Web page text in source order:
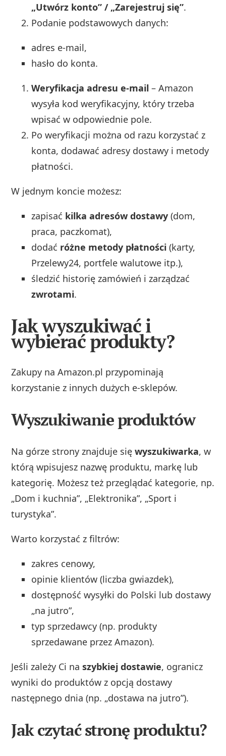
„Utwórz konto” / „Zarejestruj się”.
Podanie podstawowych danych:
adres e‑mail,
hasło do konta.
Weryfikacja adresu e‑mail – Amazon
wysyła kod weryfikacyjny, który trzeba
wpisać w odpowiednie pole.
Po weryfikacji można od razu korzystać z
konta, dodawać adresy dostawy i metody
płatności.
W jednym koncie możesz:
zapisać kilka adresów dostawy (dom,
praca, paczkomat),
dodać różne metody płatności (karty,
Przelewy24, portfele walutowe itp.),
śledzić historię zamówień i zarządzać
zwrotami.
Jak wyszukiwać i
wybierać produkty?
Zakupy na Amazon.pl przypominają
korzystanie z innych dużych e‑sklepów.
Wyszukiwanie produktów
Na górze strony znajduje sięwyszukiwarka, w
którą wpisujesz nazwę produktu, markę lub
kategorię. Możesz też przeglądać kategorie, np.
„Dom i kuchnia”, „Elektronika”, „Sport i
turystyka”.
Warto korzystać z filtrów:
zakres cenowy,
opinie klientów (liczba gwiazdek),
dostępność wysyłki do Polski lub dostawy
„na jutro”,
typ sprzedawcy (np. produkty
sprzedawane przez Amazon).
Jeśli zależy Ci naszybkiej dostawie, ogranicz
wyniki do produktów z opcją dostawy
następnego dnia (np. „dostawa na jutro”).
Jak czytać stronę produktu?